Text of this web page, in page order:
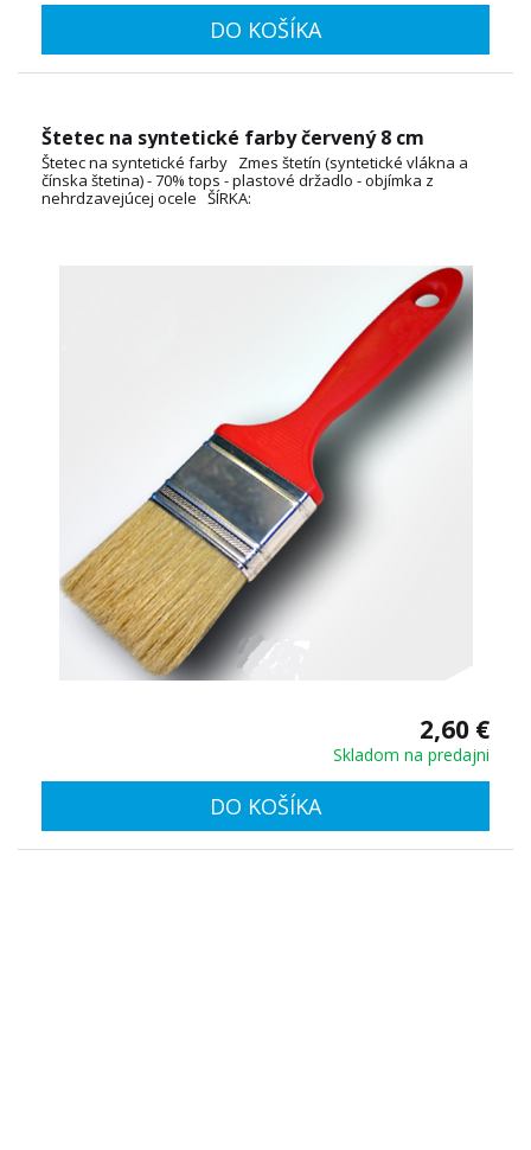
DO KOŠÍKA
Štetec na syntetické farby červený 8 cm
Štetec na syntetické farby Zmes štetín (syntetické vlákna a
čínska štetina) - 70% tops - plastové držadlo - objímka z
nehrdzavejúcej ocele ŠÍRKA:
2,60 €
Skladom na predajni
DO KOŠÍKA